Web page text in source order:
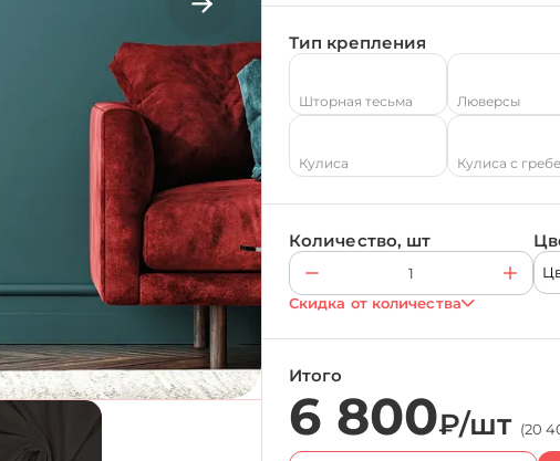
Тип крепления
Шторная тесьма Люверсы
Кулиса Кулиса с
Количество, шт
Скидка от количества
Итого
6 800₽/шт (20